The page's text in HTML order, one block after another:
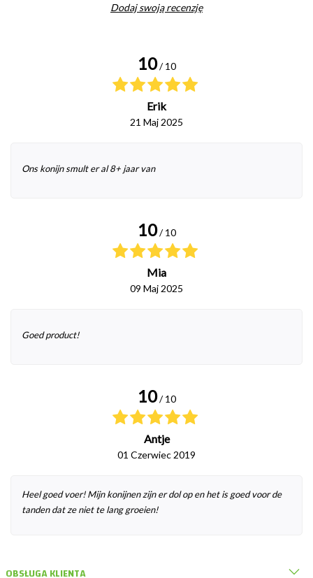
Dodaj swoją recenzję
10 / 10
Erik
21 Maj 2025
Ons konijn smult er al 8+ jaar van
10 / 10
Mia
09 Maj 2025
Goed product!
10 / 10
Antje
01 Czerwiec 2019
Heel goed voer! Mijn konijnen zijn er dol op en het is goed voor de
tanden dat ze niet te lang groeien!
OBSŁUGA KLIENTA